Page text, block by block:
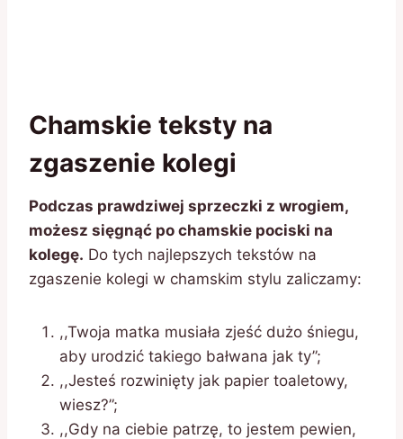
Chamskie teksty na
zgaszenie kolegi
Podczas prawdziwej sprzeczki z wrogiem,
możesz sięgnąć po chamskie pociski na
kolegę. Do tych najlepszych tekstów na
zgaszenie kolegi w chamskim stylu zaliczamy:
,,Twoja matka musiała zjeść dużo śniegu,
aby urodzić takiego bałwana jak ty”;
,,Jesteś rozwinięty jak papier toaletowy,
wiesz?”;
,,Gdy na ciebie patrzę, to jestem pewien,